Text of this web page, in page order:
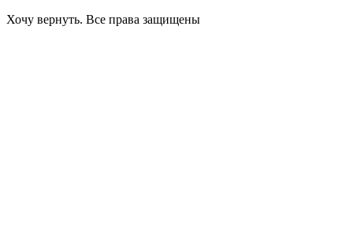
Хочу вернуть. Все права защищены